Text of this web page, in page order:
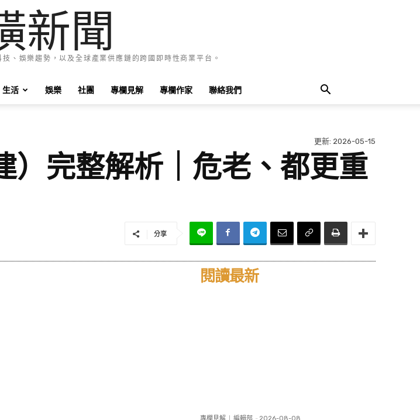
新聞
、娛樂趨勢，以及全球產業供應鏈的跨國即時性商業平台。
生活 娛樂 社團 專欄見解 專欄作家 聯絡我們
更新: 2026-05-15
完整解析｜危老、都更重
分享
閱讀最新